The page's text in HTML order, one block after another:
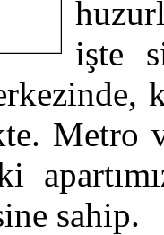
işte
Metro
sahip.